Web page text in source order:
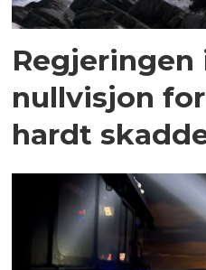
nullvisjon
hardt